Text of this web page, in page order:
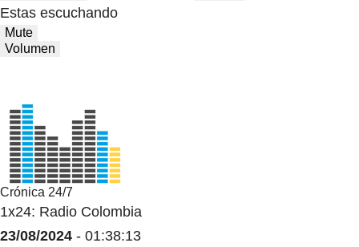
Estas escuchando
Mute
Volumen
Crónica 24/7
1x24: Radio Colombia
23/08/2024 - 01:38:13